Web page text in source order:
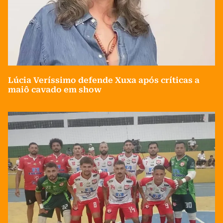
Lúcia Veríssimo defende Xuxa após críticas a
maiô cavado em show